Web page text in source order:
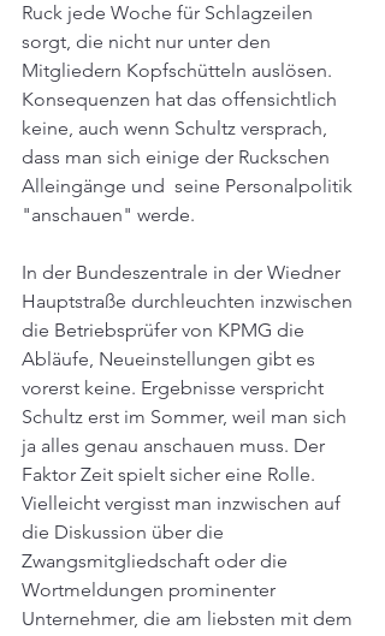
Ruck jede Woche für Schlagzeilen
sorgt, die nicht nur unter den
Mitgliedern Kopfschütteln auslösen.
Konsequenzen hat das offensichtlich
keine, auch wenn Schultz versprach,
dass man sich einige der Ruckschen
Alleingänge und  seine Personalpolitik
"anschauen" werde.
In der Bundeszentrale in der Wiedner
Hauptstraße durchleuchten inzwischen
die Betriebsprüfer von KPMG die
Abläufe, Neueinstellungen gibt es
vorerst keine. Ergebnisse verspricht
Schultz erst im Sommer, weil man sich
ja alles genau anschauen muss. Der
Faktor Zeit spielt sicher eine Rolle.
Vielleicht vergisst man inzwischen auf
die Diskussion über die
Zwangsmitgliedschaft oder die
Wortmeldungen prominenter
Unternehmer, die am liebsten mit dem